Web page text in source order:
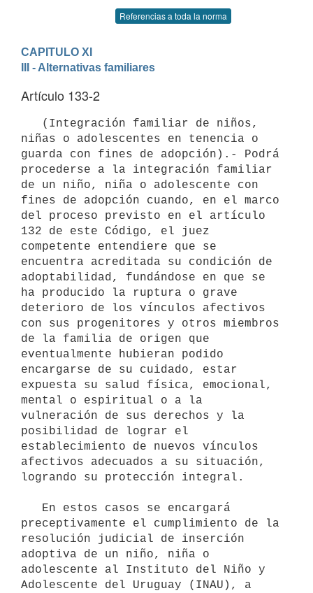
Referencias a toda la norma
CAPITULO XI
III - Alternativas familiares
Artículo 133-2
niñas o adolescentes en tenencia o
guarda con fines de adopción).- Podrá
procederse a la integración familiar
de un niño, niña o adolescente con
fines de adopción cuando, en el marco
del proceso previsto en el artículo
132 de este Código, el juez
competente entendiere que se
encuentra acreditada su condición de
adoptabilidad, fundándose en que se
ha producido la ruptura o grave
deterioro de los vínculos afectivos
con sus progenitores y otros miembros
de la familia de origen que
eventualmente hubieran podido
encargarse de su cuidado, estar
expuesta su salud física, emocional,
mental o espiritual o a la
vulneración de sus derechos y la
posibilidad de lograr el
establecimiento de nuevos vínculos
afectivos adecuados a su situación,
logrando su protección integral.
preceptivamente el cumplimiento de la
resolución judicial de inserción
adoptiva de un niño, niña o
adolescente al Instituto del Niño y
Adolescente del Uruguay (INAU), a